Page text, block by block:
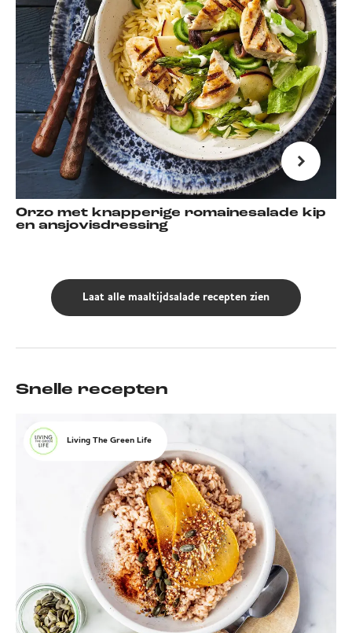
Orzo met knapperige romainesalade kip
en ansjovisdressing
Laat alle maaltijdsalade recepten zien
Snelle recepten
Living The Green Life